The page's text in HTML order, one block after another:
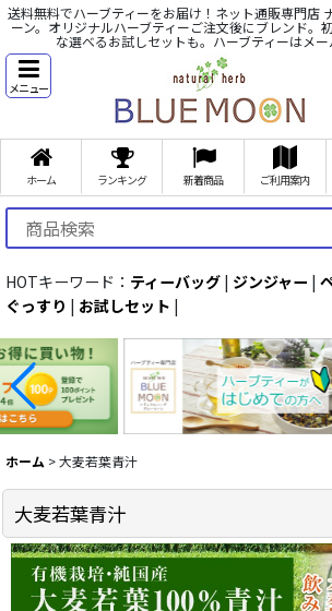
送料無料でハーブティーをお届け！ネット通販専門店
ーン。オリジナルハーブティーご注文後にブレンド。
な選べるお試しセットも。ハーブティーはメー
メニュー
ホーム ランキング 新着商品 ご利用案内
HOTキーワード： ティーバッグ | ジンジャー |
ぐっすり | お試しセット |
ホーム >大麦若葉青汁
大麦若葉青汁